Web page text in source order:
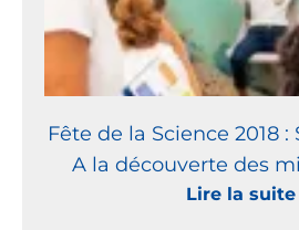
Fête de la Science 2018
A la découverte des
Lire la suite